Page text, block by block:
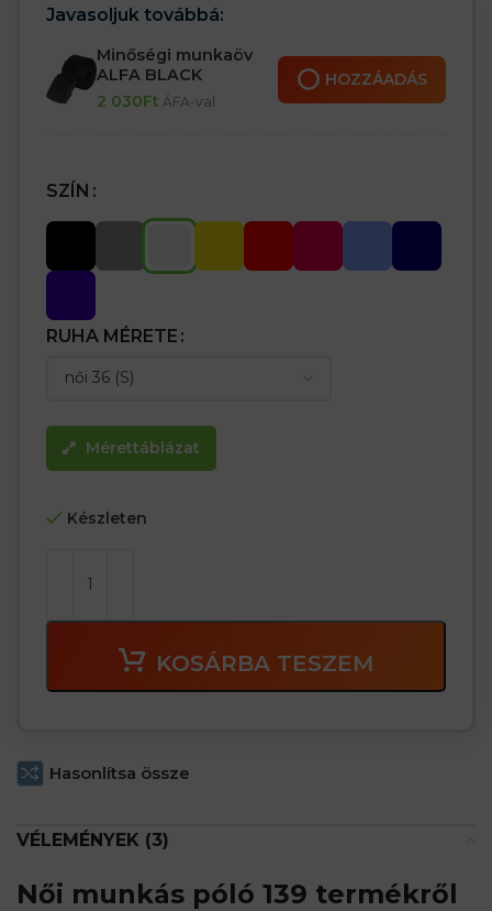
és 5% spandex
Javasoljuk továbbá:
Minőségi munkaöv
ALFA BLACK
2 030Ft ÁFA-val
HOZZÁADÁS
SZÍN
RUHA MÉRETE
Mérettáblázat
Készleten
KOSÁRBA TESZEM
Hasonlítsa össze
VÉLEMÉNYEK (3)
Női munkás póló 139 termékről